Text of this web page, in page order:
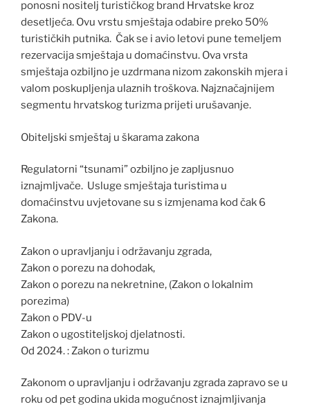
ponosni nositelj turističkog brand Hrvatske kroz
desetljeća. Ovu vrstu smještaja odabire preko 50%
turističkih putnika. Čak se i avio letovi pune temeljem
rezervacija smještaja u domaćinstvu. Ova vrsta
smještaja ozbiljno je uzdrmana nizom zakonskih mjera i
valom poskupljenja ulaznih troškova. Najznačajnijem
segmentu hrvatskog turizma prijeti urušavanje.
Obiteljski smještaj u škarama zakona
Regulatorni “tsunami” ozbiljno je zapljusnuo
iznajmljvače. Usluge smještaja turistima u
domaćinstvu uvjetovane su s izmjenama kod čak 6
Zakona.
Zakon o upravljanju i održavanju zgrada,
Zakon o porezu na dohodak,
Zakon o porezu na nekretnine, (Zakon o lokalnim
porezima)
Zakon o PDV-u
Zakon o ugostiteljskoj djelatnosti.
Od 2024. : Zakon o turizmu
Zakonom o upravljanju i održavanju zgrada zapravo se u
roku od pet godina ukida mogućnost iznajmljivanja